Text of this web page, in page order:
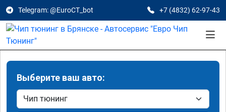
Telegram: @EuroCT_bot +7 (4832) 62-97-43
Выберите ваш авто: